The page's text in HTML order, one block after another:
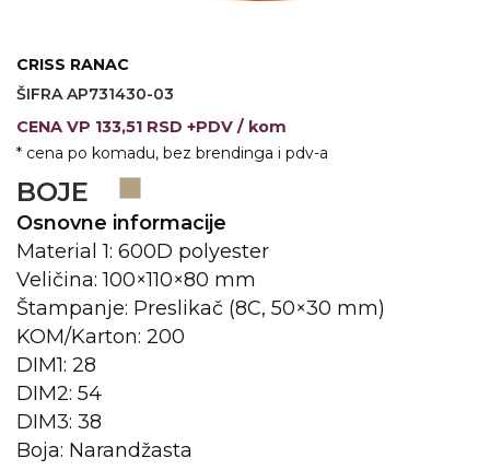
UNIFORME
STRETCH TOPS
SUBLIMACIJA
CRICKET UPALJAČI
ŠIBICA
JAKNE I PRSLUCI
HYGIENIC KOLEKCIJA
OKOVRATNE ID TRAKICE
PRIBOR ZA PISANJE
CRISS RANAC
ŠIFRA AP731430-03
CENA VP 133,51 RSD +PDV / kom
* cena po komadu, bez brendinga i pdv-a
BOJE
Osnovne informacije
Material 1: 600D polyester
Veličina: 100×110×80 mm
Štampanje: Preslikač (8C, 50×30 mm)
KOM/Karton: 200
DIM1: 28
DIM2: 54
DIM3: 38
Boja: Narandžasta